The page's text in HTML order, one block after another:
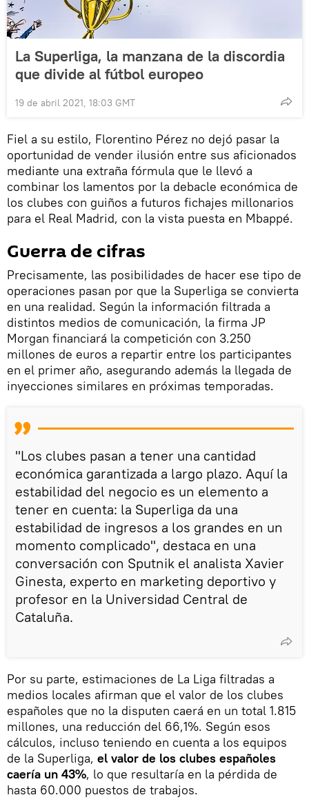
La Superliga, la manzana de la discordia
que divide al fútbol europeo
19 de abril 2021, 18:03 GMT
Fiel a su estilo, Florentino Pérez no dejó pasar la
oportunidad de vender ilusión entre sus aficionados
mediante una extraña fórmula que le llevó a
combinar los lamentos por la debacle económica de
los clubes con guiños a futuros fichajes millonarios
para el Real Madrid, con la vista puesta en Mbappé.
Guerra de cifras
Precisamente, las posibilidades de hacer ese tipo de
operaciones pasan por que la Superliga se convierta
en una realidad. Según la información filtrada a
distintos medios de comunicación, la firma JP
Morgan financiará la competición con 3.250
millones de euros a repartir entre los participantes
en el primer año, asegurando además la llegada de
inyecciones similares en próximas temporadas.
"Los clubes pasan a tener una cantidad
económica garantizada a largo plazo. Aquí la
estabilidad del negocio es un elemento a
tener en cuenta: la Superliga da una
estabilidad de ingresos a los grandes en un
momento complicado", destaca en una
conversación con Sputnik el analista Xavier
Ginesta, experto en marketing deportivo y
profesor en la Universidad Central de
Cataluña.
Por su parte, estimaciones de La Liga filtradas a
medios locales afirman que el valor de los clubes
españoles que no la disputen caerá en un total 1.815
millones, una reducción del 66,1%. Según esos
cálculos, incluso teniendo en cuenta a los equipos
de la Superliga, el valor de los clubes españoles
caería un 43%, lo que resultaría en la pérdida de
hasta 60.000 puestos de trabajos.